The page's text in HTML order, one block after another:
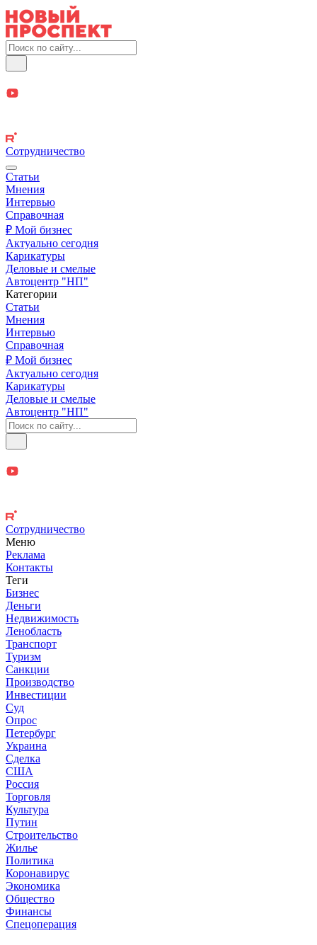
Сотрудничество
Статьи
Мнения
Интервью
Справочная
₽ Мой бизнес
Актуально сегодня
Карикатуры
Деловые и смелые
Автоцентр "НП"
Категории
Статьи
Мнения
Интервью
Справочная
₽ Мой бизнес
Актуально сегодня
Карикатуры
Деловые и смелые
Автоцентр "НП"
Сотрудничество
Меню
Реклама
Контакты
Теги
Бизнес
Деньги
Недвижимость
Ленобласть
Транспорт
Туризм
Санкции
Производство
Инвестиции
Суд
Опрос
Петербург
Украина
Сделка
США
Россия
Торговля
Культура
Путин
Строительство
Жилье
Политика
Коронавирус
Экономика
Общество
Финансы
Спецоперация